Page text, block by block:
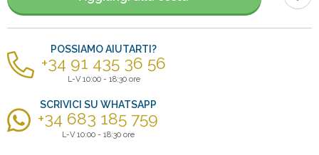
POSSIAMO AIUTARTI?
+34 91 435 36 56
L-V 10:00 - 18:30 ore
SCRIVICI SU WHATSAPP
+34 683 185 759
L-V 10:00 - 18:30 ore